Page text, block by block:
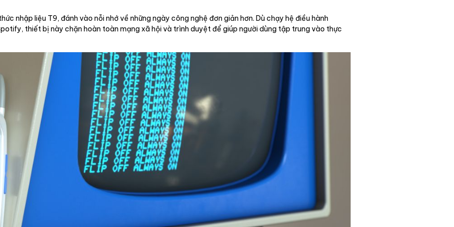
nhập liệu T9, đánh vào nỗi nhớ về những ngày công nghệ đơn giản hơn. Dù chạy hệ điều hành
thiết bị này chặn hoàn toàn mạng xã hội và trình duyệt để giúp người dùng tập trung vào thực